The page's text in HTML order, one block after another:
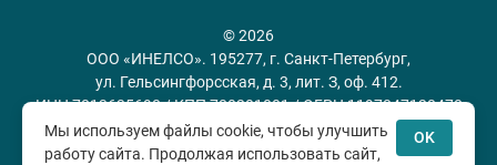
© 2026
ООО «ИНЕЛСО». 195277, г. Санкт-Петербург,
ул. Гельсингфорсская, д. 3, лит. З, оф. 412.
ИНН 7813635698 / КПП 780201001 / ОГРН 1197847128478
Мы используем файлы cookie, чтобы улучшить
работу сайта. Продолжая использовать сайт,
OK